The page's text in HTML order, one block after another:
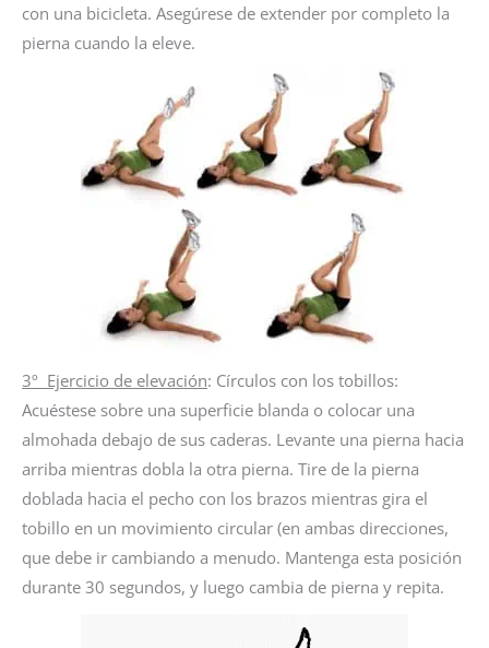
con una bicicleta. Asegúrese de extender por completo la
pierna cuando la eleve.
3º Ejercicio de elevación: Círculos con los tobillos:
Acuéstese sobre una superficie blanda o colocar una
almohada debajo de sus caderas. Levante una pierna hacia
arriba mientras dobla la otra pierna. Tire de la pierna
doblada hacia el pecho con los brazos mientras gira el
tobillo en un movimiento circular (en ambas direcciones,
que debe ir cambiando a menudo. Mantenga esta posición
durante 30 segundos, y luego cambia de pierna y repita.